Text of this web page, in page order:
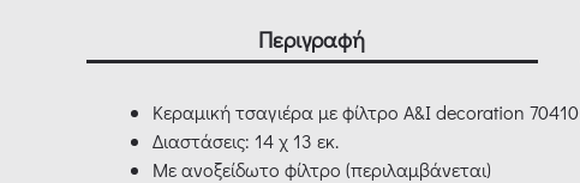
Περιγραφή
Κεραμική τσαγιέρα με φίλτρο A&I decoration 70410
Διαστάσεις: 14 χ 13 εκ.
Με ανοξείδωτο φίλτρο (περιλαμβάνεται)